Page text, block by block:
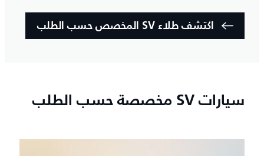
اكتشف طلاء SV المخصص حسب الطلب
سيارات SV مخصصة حسب الطلب